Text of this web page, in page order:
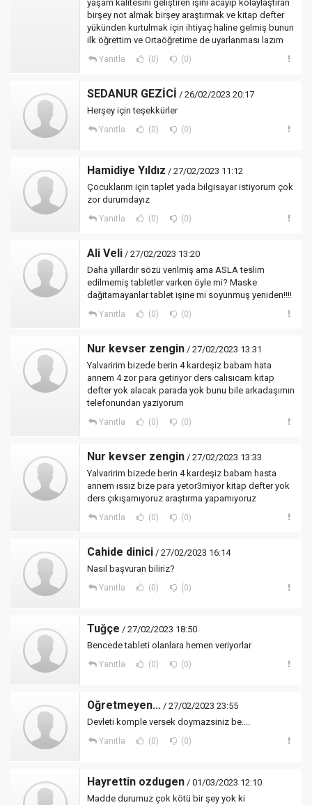
yaşam kalitesini geliştiren işini acayip kolaylaştıran
birşey not almak birşey araştırmak ve kitap defter
yükünden kurtulmak için ihtiyaç haline gelmiş bunun
ilk öğrettim ve Ortaöğretime de uyarlanması lazım
Yanıtla (0) (0)
SEDANUR GEZİCİ / 26/02/2023 20:17
Herşey için teşekkürler
Yanıtla (0) (0)
Hamidiye Yıldız / 27/02/2023 11:12
Çocuklarım için taplet yada bilgisayar istiyorum çok
zor durumdayız
Yanıtla (0) (0)
Ali Veli / 27/02/2023 13:20
Daha yıllardır sözü verilmiş ama ASLA teslim
edilmemiş tabletler varken öyle mi? Maske
dağitamayanlar tablet işine mi soyunmuş yeniden!!!!
Yanıtla (0) (0)
Nur kevser zengin / 27/02/2023 13:31
Yalvaririm bizede berin 4 kardeşiz babam hata
annem 4 zor para getiriyor ders calısıcam kitap
defter yok alacak parada yok bunu bile arkadaşımın
telefonundan yaziyorum
Yanıtla (0) (0)
Nur kevser zengin / 27/02/2023 13:33
Yalvaririm bizede berin 4 kardeşiz babam hasta
annem ıssız bize para yetor3miyor kitap defter yok
ders çıkışamıyoruz araştırma yapamıyoruz
Yanıtla (0) (0)
Cahide dinici / 27/02/2023 16:14
Nasıl başvuran biliriz?
Yanıtla (0) (0)
Tuğçe / 27/02/2023 18:50
Bencede tableti olanlara hemen veriyorlar
Yanıtla (0) (0)
Oğretmeyen... / 27/02/2023 23:55
Devleti komple versek doymazsiniz be....
Yanıtla (0) (0)
Hayrettin ozdugen / 01/03/2023 12:10
Madde durumuz çok kötü bir şey yok ki